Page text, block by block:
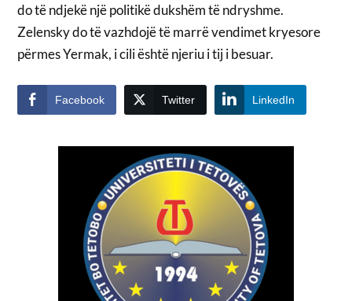
do të ndjekë një politikë dukshëm të ndryshme.
Zelensky do të vazhdojë të marrë vendimet kryesore
përmes Yermak, i cili është njeriu i tij i besuar.
Facebook Twitter LinkedIn